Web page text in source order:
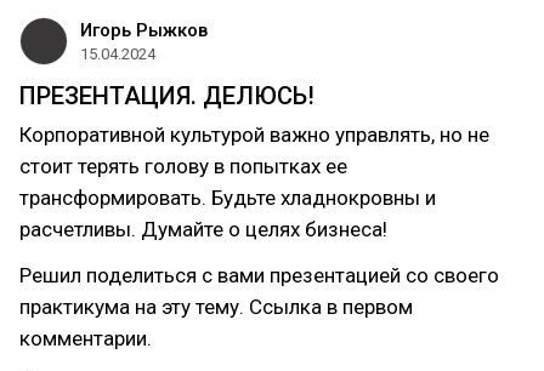
Игорь Рыжков
15.04.2024
ПРЕЗЕНТАЦИЯ. ДЕЛЮСЬ!
Корпоративной культурой важно управлять, но не
стоит терять голову в попытках ее
трансформировать. Будьте хладнокровны и
расчетливы. Думайте о целях бизнеса!
Решил поделиться с вами презентацией со своего
практикума на эту тему. Ссылка в первом
комментарии.